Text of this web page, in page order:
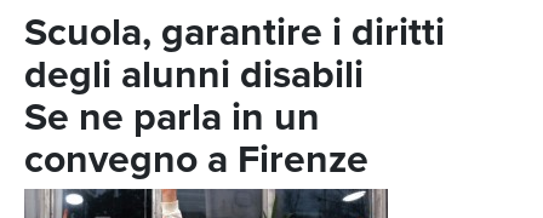
Scuola, garantire i diritti
degli alunni disabili
Se ne parla in un
convegno a Firenze